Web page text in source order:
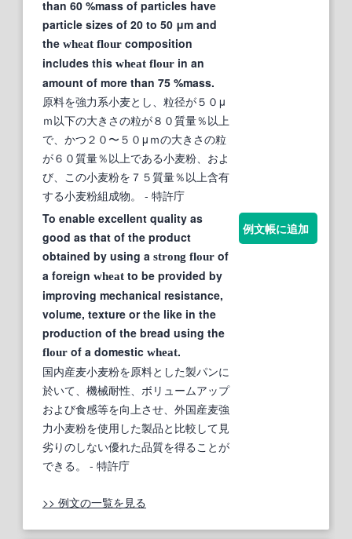
than 60 %mass of particles have
particle sizes of 20 to 50 μm and
the wheat flour composition
includes this wheat flour in an
amount of more than 75 %mass.
原料を強力系小麦とし、粒径が５０μ
ｍ以下の大きさの粒が８０質量％以上
で、かつ２０〜５０μｍの大きさの粒
が６０質量％以上である小麦粉、およ
び、この小麦粉を７５質量％以上含有
する小麦粉組成物。
- 特許庁
To enable excellent quality as
good as that of the product
obtained by using a strong flour of
a foreign wheat to be provided by
improving mechanical resistance,
volume, texture or the like in the
production of the bread using the
flour of a domestic wheat.
国内産麦小麦粉を原料とした製パンに
於いて、機械耐性、ボリュームアップ
および食感等を向上させ、外国産麦強
力小麦粉を使用した製品と比較して見
劣りのしない優れた品質を得ることが
できる。
- 特許庁
例文帳に追加
>> 例文の一覧を見る